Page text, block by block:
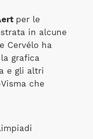
per le
in alcune
Cervélo ha
grafica
e gli altri
che